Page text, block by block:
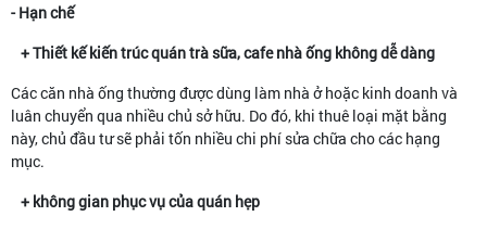
- Hạn chế
+ Thiết kế kiến trúc quán trà sữa, cafe nhà ống không dễ dàng
Các căn nhà ống thường được dùng làm nhà ở hoặc kinh doanh và
luân chuyển qua nhiều chủ sở hữu. Do đó, khi thuê loại mặt bằng
này, chủ đầu tư sẽ phải tốn nhiều chi phí sửa chữa cho các hạng
mục.
+ không gian phục vụ của quán hẹp